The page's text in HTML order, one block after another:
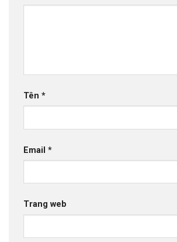
Tên *
Email *
Trang web